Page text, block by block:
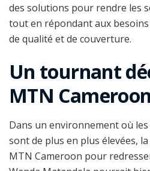
des solutions pour rendre les
tout en répondant aux
de qualité et de couverture.
Un tournant
MTN Cameroon
Dans un environnement où
sont de plus en plus élevées,
MTN Cameroon pour